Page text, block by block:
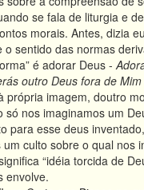
se fala de liturgia e
morais. Antes, dizia
o sentido das normas
é adorar Deus -
outro Deus fora de Mim
própria imagem, doutro
só nos imaginamos um
para esse deus
culto sobre o qual nos
“idéia torcida de
envolve.